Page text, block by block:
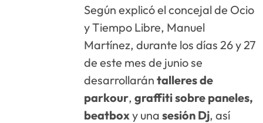
Según explicó el concejal de Ocio
y Tiempo Libre, Manuel
Martínez, durante los días 26 y 27
de este mes de junio se
desarrollarán talleres de
parkour,graffiti sobre paneles,
beatboxy unasesión Dj, así